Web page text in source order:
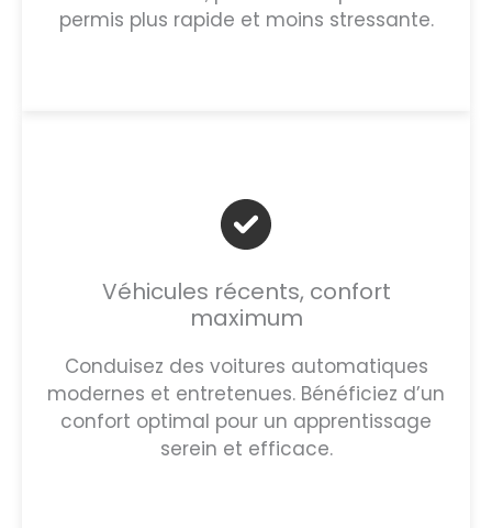
permis plus rapide et moins stressante.
Véhicules récents, confort
maximum
Conduisez des voitures automatiques
modernes et entretenues. Bénéficiez d’un
confort optimal pour un apprentissage
serein et efficace.